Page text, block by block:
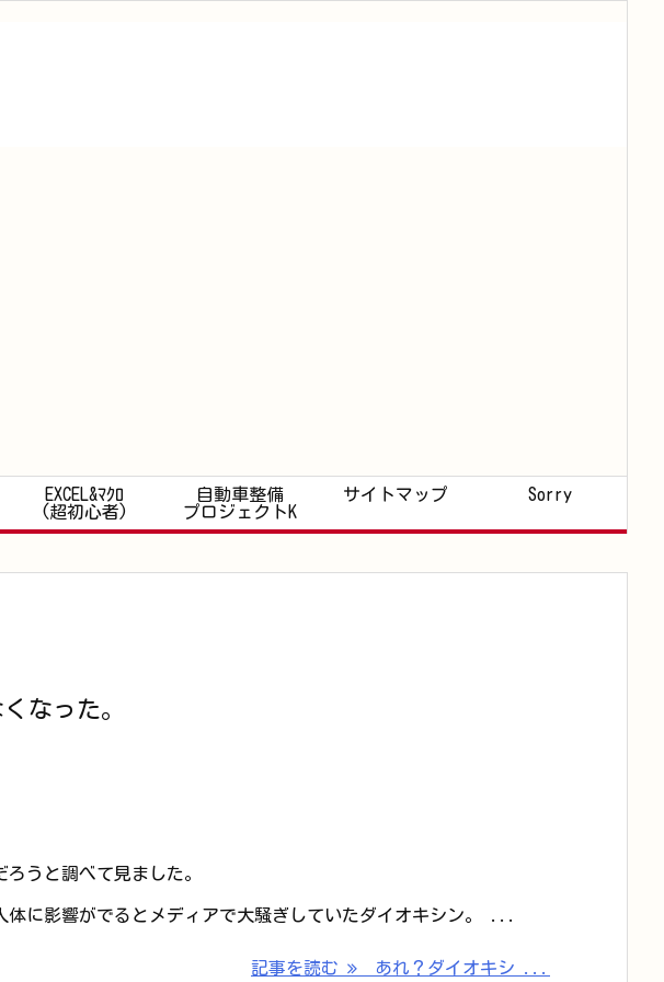
EXCEL&ﾏｸﾛ
(超初心者)
自動車整備
プロジェクトK
サイトマップ Sorry
なった。
うと調べて見ました。
に影響がでるとメディアで大騒ぎしていたダイオキシン。 ...
記事を読む あれ？ダイオキシ ...